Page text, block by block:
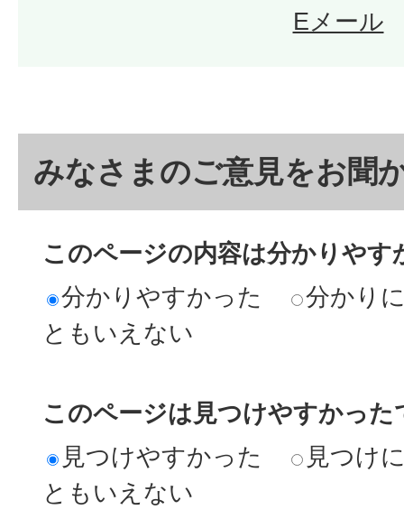
Eメール
みなさまのご意見をお聞
このページの内容は分かりやす
分かりやすかった
分かり
ともいえない
このページは見つけやすかった
見つけやすかった
見つけ
ともいえない